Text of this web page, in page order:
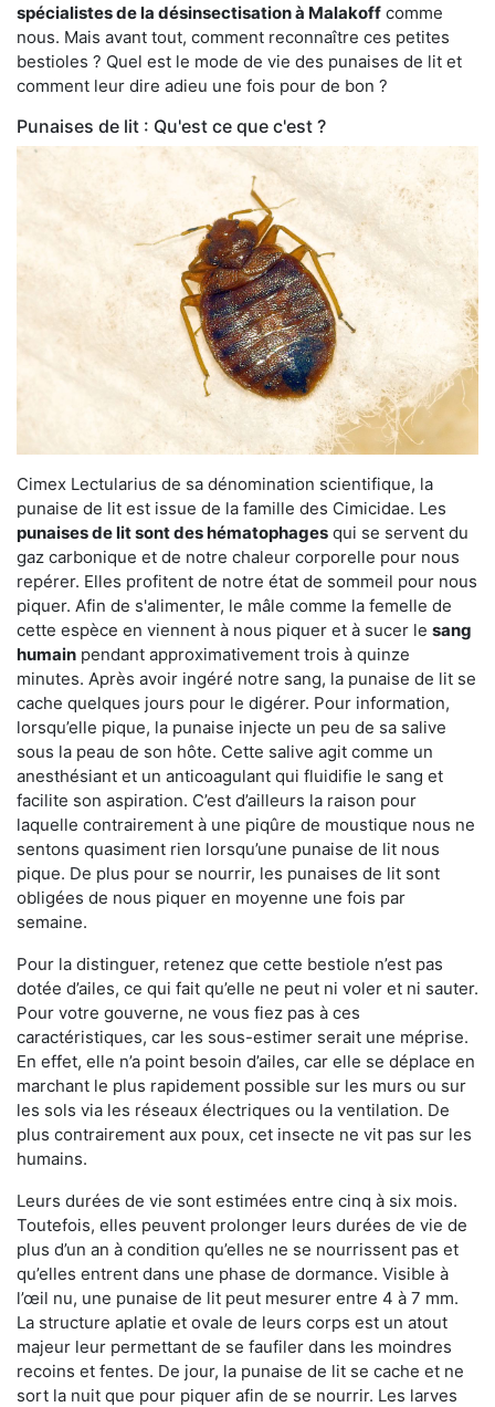
spécialistes de la désinsectisation à Malakoff comme
nous. Mais avant tout, comment reconnaître ces petites
bestioles ? Quel est le mode de vie des punaises de lit et
comment leur dire adieu une fois pour de bon ?
Punaises de lit : Qu'est ce que c'est ?
Cimex Lectularius de sa dénomination scientifique, la
punaise de lit est issue de la famille des Cimicidae. Les
punaises de lit sont des hématophages qui se servent du
gaz carbonique et de notre chaleur corporelle pour nous
repérer. Elles profitent de notre état de sommeil pour nous
piquer. Afin de s'alimenter, le mâle comme la femelle de
cette espèce en viennent à nous piquer et à sucer le sang
humain pendant approximativement trois à quinze
minutes. Après avoir ingéré notre sang, la punaise de lit se
cache quelques jours pour le digérer. Pour information,
lorsqu’elle pique, la punaise injecte un peu de sa salive
sous la peau de son hôte. Cette salive agit comme un
anesthésiant et un anticoagulant qui fluidifie le sang et
facilite son aspiration. C’est d’ailleurs la raison pour
laquelle contrairement à une piqûre de moustique nous ne
sentons quasiment rien lorsqu’une punaise de lit nous
pique. De plus pour se nourrir, les punaises de lit sont
obligées de nous piquer en moyenne une fois par
semaine.
Pour la distinguer, retenez que cette bestiole n’est pas
dotée d’ailes, ce qui fait qu’elle ne peut ni voler et ni sauter.
Pour votre gouverne, ne vous fiez pas à ces
caractéristiques, car les sous-estimer serait une méprise.
En effet, elle n’a point besoin d’ailes, car elle se déplace en
marchant le plus rapidement possible sur les murs ou sur
les sols via les réseaux électriques ou la ventilation. De
plus contrairement aux poux, cet insecte ne vit pas sur les
humains.
Leurs durées de vie sont estimées entre cinq à six mois.
Toutefois, elles peuvent prolonger leurs durées de vie de
plus d’un an à condition qu’elles ne se nourrissent pas et
qu’elles entrent dans une phase de dormance. Visible à
l’œil nu, une punaise de lit peut mesurer entre 4 à 7 mm.
La structure aplatie et ovale de leurs corps est un atout
majeur leur permettant de se faufiler dans les moindres
recoins et fentes. De jour, la punaise de lit se cache et ne
sort la nuit que pour piquer afin de se nourrir. Les larves